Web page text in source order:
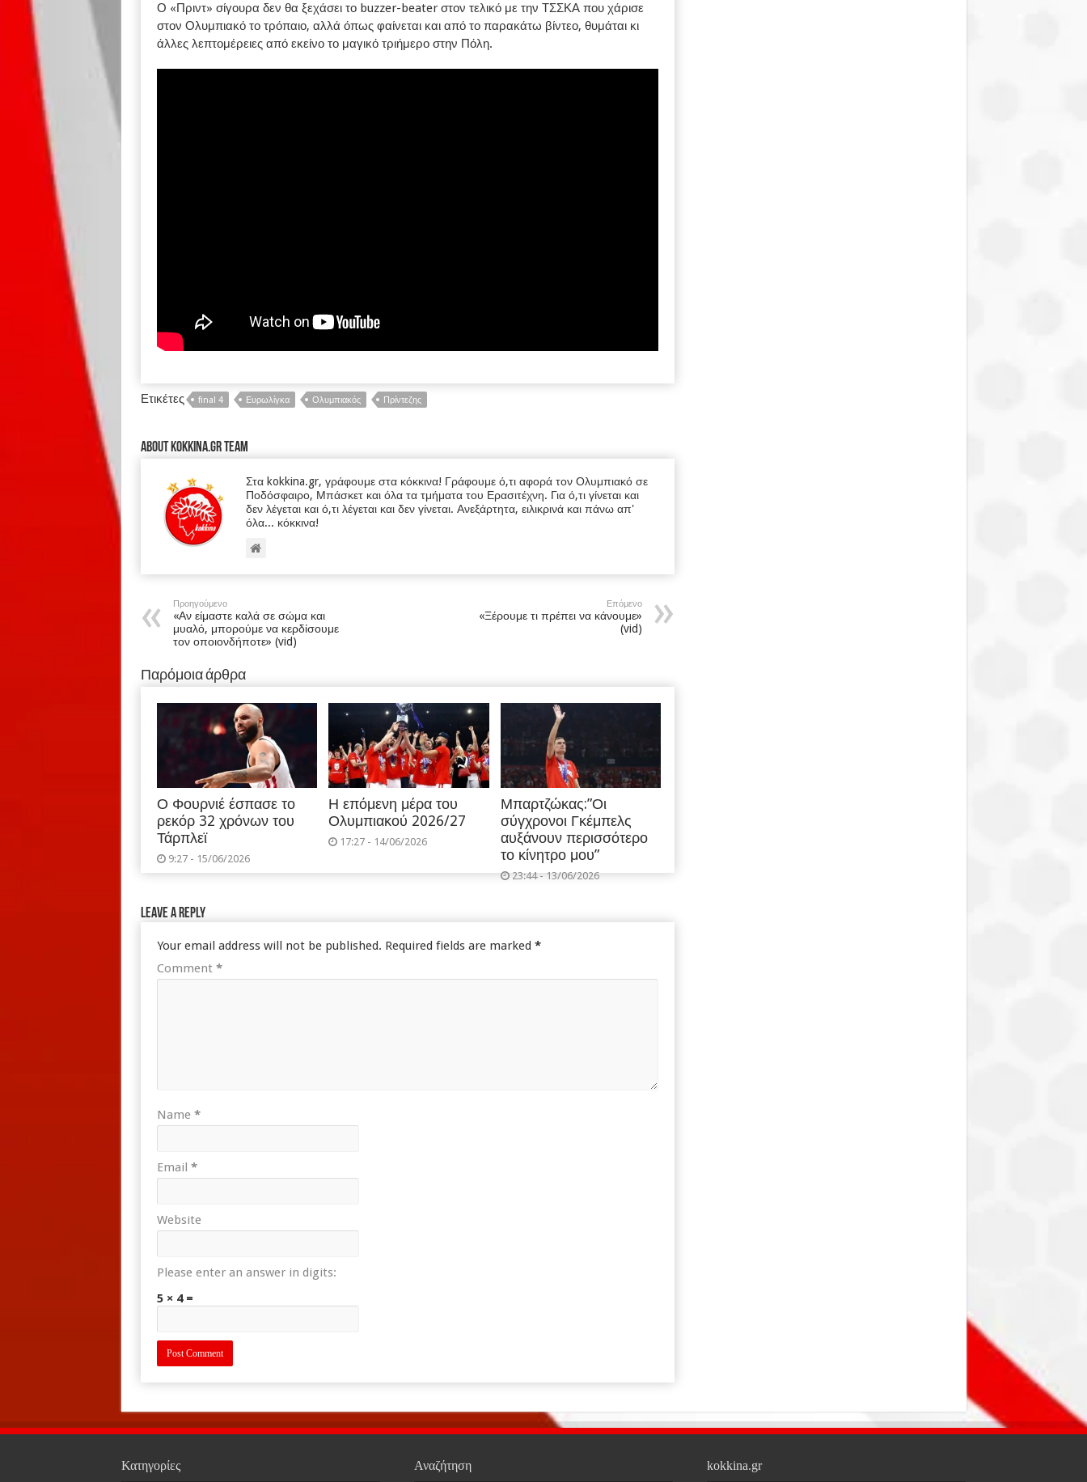
Ο «Πριντ» σίγουρα δεν θα ξεχάσει το buzzer-beater στον τελικό με την ΤΣΣΚΑ που χάρισε
στον Ολυμπιακό το τρόπαιο, αλλά όπως φαίνεται και από το παρακάτω βίντεο, θυμάται κι
άλλες λεπτομέρειες από εκείνο το μαγικό τριήμερο στην Πόλη.
Ετικέτες final 4 Ευρωλίγκα Ολυμπιακός Πρίντεζης
About kokkina.gr TEAM
Στα kokkina.gr, γράφουμε στα κόκκινα! Γράφουμε ό,τι αφορά τον Ολυμπιακό σε
Ποδόσφαιρο, Μπάσκετ και όλα τα τμήματα του Ερασιτέχνη. Για ό,τι γίνεται και
δεν λέγεται και ό,τι λέγεται και δεν γίνεται. Ανεξάρτητα, ειλικρινά και πάνω απ'
όλα... κόκκινα!
Προηγούμενο
«Αν είμαστε καλά σε σώμα και
μυαλό, μπορούμε να κερδίσουμε
τον οποιονδήποτε» (vid)
Επόμενο
«Ξέρουμε τι πρέπει να κάνουμε»
(vid)
Παρόμοια άρθρα
Ο Φουρνιέ έσπασε το
ρεκόρ 32 χρόνων του
Τάρπλεϊ
9:27 - 15/06/2026
Η επόμενη μέρα του
Ολυμπιακού 2026/27
17:27 - 14/06/2026
Μπαρτζώκας:”Οι
σύγχρονοι Γκέμπελς
αυξάνουν περισσότερο
το κίνητρο μου”
23:44 - 13/06/2026
Leave a Reply
Your email address will not be published. Required fields are marked *
Comment *
Name *
Email *
Website
Please enter an answer in digits:
5 × 4 =
Κατηγορίες Αναζήτηση kokkina.gr